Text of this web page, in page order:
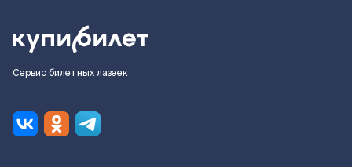
Сервис билетных лазеек